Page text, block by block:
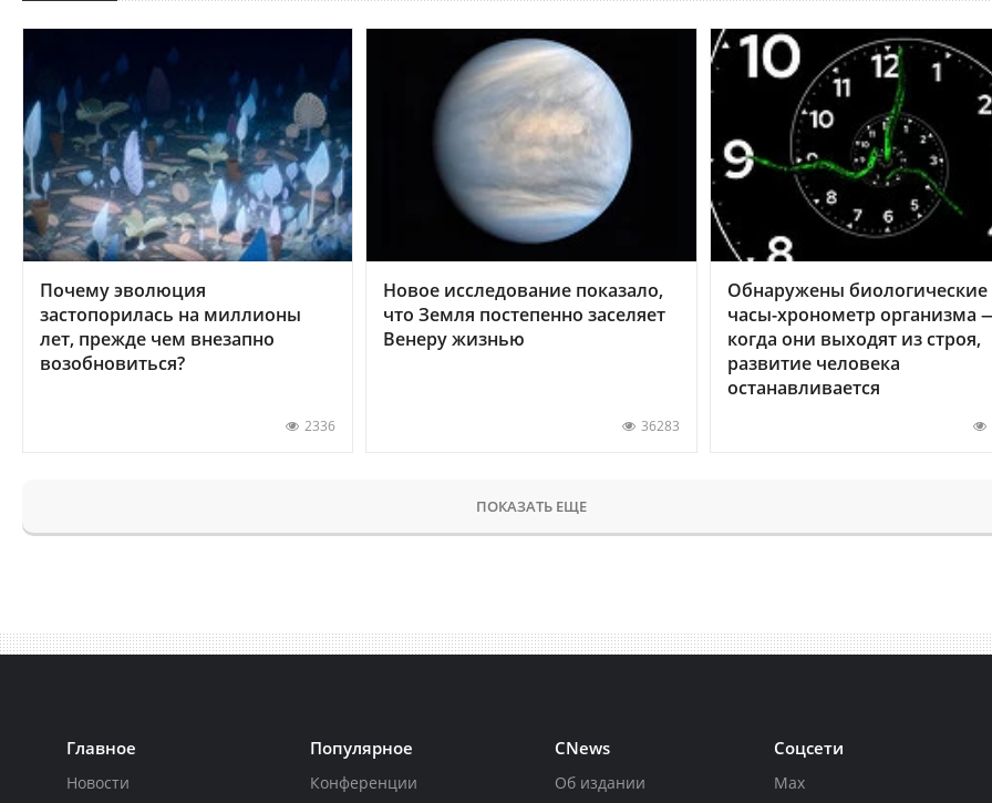
Почему эволюция
застопорилась на миллионы
лет, прежде чем внезапно
возобновиться?
2336
Новое исследование показало,
что Земля постепенно заселяет
Венеру жизнью
36283
Обнаружены биологические
часы-хронометр организма
когда они выходят из строя,
развитие человека
останавливается
ПОКАЗАТЬ ЕЩЕ
Главное
Новости
Популярное
Конференции
CNews
Об издании
Соцсети
Max